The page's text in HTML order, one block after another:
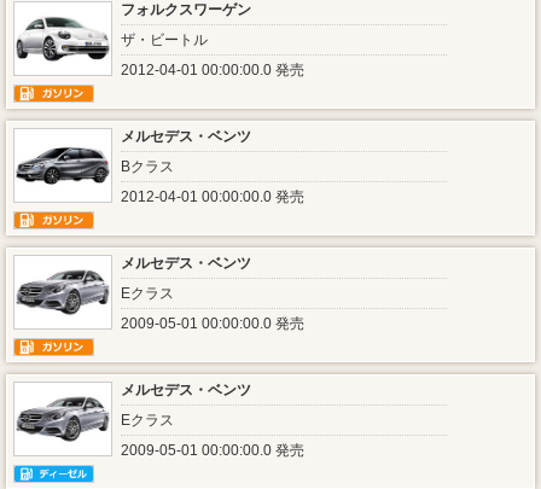
フォルクスワーゲン
ザ・ビートル
2012-04-01 00:00:00.0 発売
メルセデス・ベンツ
Bクラス
2012-04-01 00:00:00.0 発売
メルセデス・ベンツ
Eクラス
2009-05-01 00:00:00.0 発売
メルセデス・ベンツ
Eクラス
2009-05-01 00:00:00.0 発売